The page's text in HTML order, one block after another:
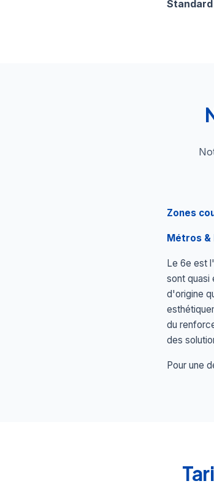
Zones
Métros &
Le 6e est
sont quasi
d'origine
du
des
Pour une